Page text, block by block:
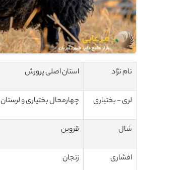
نام نژاد استان اصلی پرورش
لری - بختیاری چهارمحال بختیاری و لرستان
شال قزوین
افشاری زنجان